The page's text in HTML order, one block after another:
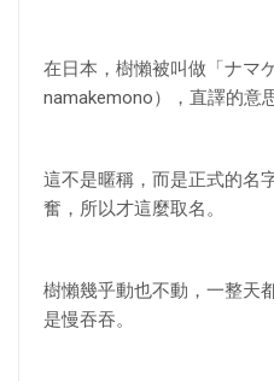
在日本，樹懶被叫做「ナマ
namakemono），直譯的意
這不是暱稱，而是正式的名
奮，所以才這麼取名。
樹懶幾乎動也不動，一整天
是慢吞吞。